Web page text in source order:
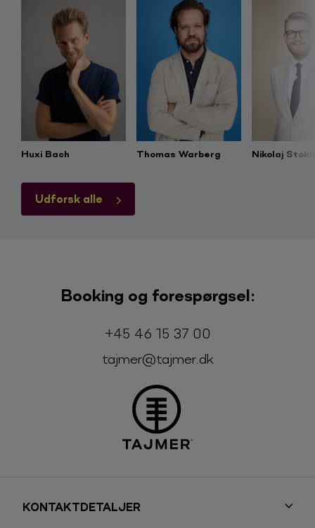
Udforsk alle
Huxi Bach Thomas Warberg Nikolaj
Booking og forespørgsel:
Telefon:
+45 46 15 37 00
E-mail:
tajmer@tajmer.dk
KONTAKTDETALJER